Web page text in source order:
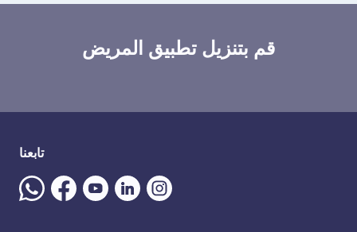
قم بتنزيل تطبيق المريض
تابعنا